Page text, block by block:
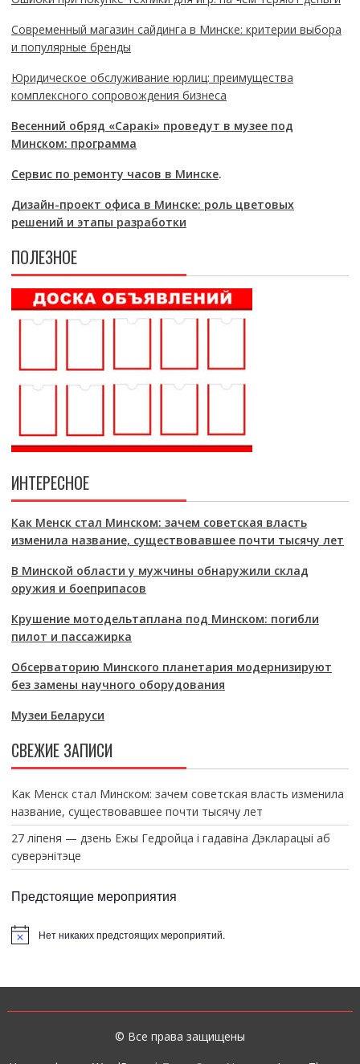
Современный магазин сайдинга в Минске: критерии выбора
и популярные бренды
Юридическое обслуживание юрлиц: преимущества
комплексного сопровождения бизнеса
Весенний обряд «Саракі» проведут в музее под
Минском: программа
Сервис по ремонту часов в Минске.
Дизайн-проект офиса в Минске: роль цветовых
решений и этапы разработки
ПОЛЕЗНОЕ
ИНТЕРЕСНОЕ
Как Менск стал Минском: зачем советская власть
изменила название, существовавшее почти тысячу лет
В Минской области у мужчины обнаружили склад
оружия и боеприпасов
Крушение мотодельтаплана под Минском: погибли
пилот и пассажирка
Обсерваторию Минского планетария модернизируют
без замены научного оборудования
Музеи Беларуси
СВЕЖИЕ ЗАПИСИ
Как Менск стал Минском: зачем советская власть изменила
название, существовавшее почти тысячу лет
27 ліпеня — дзень Ежы Гедройца і гадавіна Дэкларацыі аб
суверэнітэце
Предстоящие мероприятия
т
Нет никаких предстоящих мероприятий.
© Все права защищены